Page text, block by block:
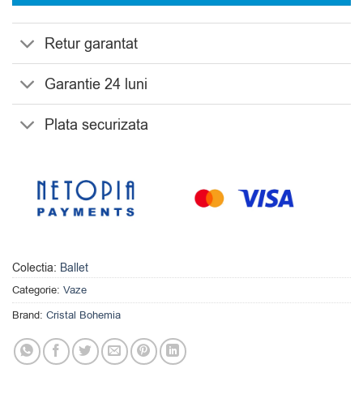
Retur garantat
Garantie 24 luni
Plata securizata
Colectia: Ballet
Categorie: Vaze
Brand: Cristal Bohemia